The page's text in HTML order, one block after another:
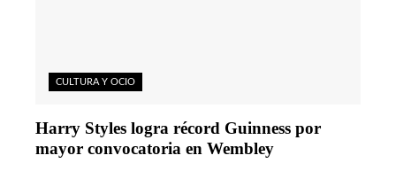
CULTURA Y OCIO
Harry Styles logra récord Guinness por
mayor convocatoria en Wembley